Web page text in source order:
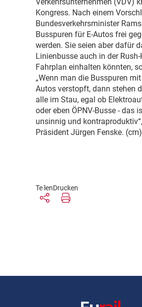
Kongress. Nach einem
Bundesverkehrsminister
Busspuren für E-Autos frei
werden. Sie seien aber dafür
Linienbusse auch in der Rush-
Fahrplan einhalten könnten,
„Wenn man die Busspuren
Autos verstopft, dann stehen
alle im Stau, egal ob
oder eben ÖPNV-Busse - das
unsinnig und
Präsident Jürgen Fenske. (cm)
TeilenDrucken